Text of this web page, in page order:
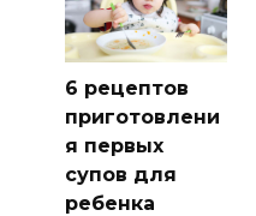
6 рецептов
приготовлени
я первых
супов для
ребенка